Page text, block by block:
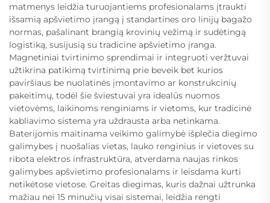
matmenys leidžia turuojantiems profesionalams įtraukti
išsamią apšvietimo įrangą į standartines oro linijų bagažo
normas, pašalinant brangią krovinių vežimą ir sudėtingą
logistiką, susijusią su tradicine apšvietimo įranga.
Magnetiniai tvirtinimo sprendimai ir integruoti veržtuvai
užtikrina patikimą tvirtinimą prie beveik bet kurios
paviršiaus be nuolatinės įmontavimo ar konstrukcinių
pakeitimų, todėl šie šviestuvai yra idealūs nuomos
vietovėms, laikinoms renginiams ir vietoms, kur tradicinė
kabliavimo sistema yra uždrausta arba netinkama.
Baterijomis maitinama veikimo galimybė išplečia diegimo
galimybes į nuošalias vietas, lauko renginius ir vietoves su
ribota elektros infrastruktūra, atverdama naujas rinkos
galimybes apšvietimo profesionalams ir leisdama kurti
netikėtose vietose. Greitas diegimas, kuris dažnai užtrunka
mažiau nei 15 minučių visai sistemai, leidžia rengti